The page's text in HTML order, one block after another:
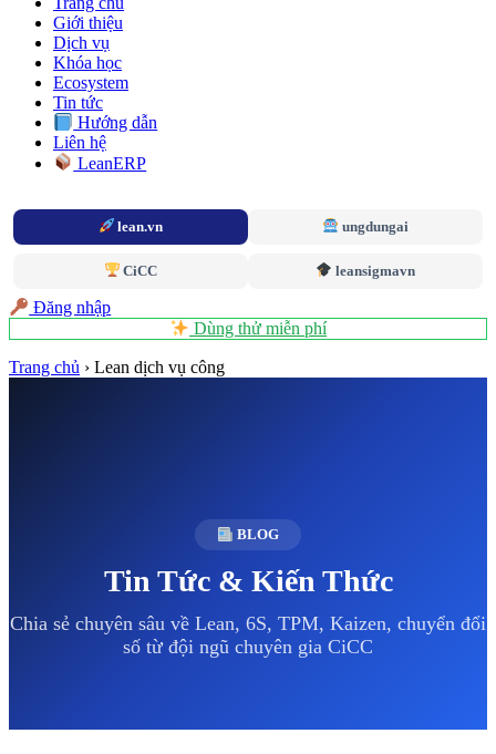
Giới thiệu
Dịch vụ
Khóa học
Ecosystem
Tin tức
Hướng dẫn
Liên hệ
LeanERP
lean.vn ungdungai
CiCC leansigmavn
Đăng nhập
Dùng thử miễn phí
Trang chủ › Lean dịch vụ công
BLOG
Tin Tức & Kiến Thức
Chia sẻ chuyên sâu về Lean, 6S, TPM, Kaizen, chuyển đổi
số từ đội ngũ chuyên gia CiCC